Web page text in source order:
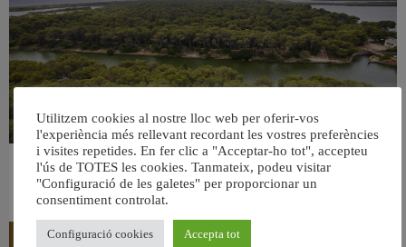
València retira prop de 15.000 litres de residus de la Devesa durant el mes de
juliol
Utilitzem cookies al nostre lloc web per oferir-vos
l'experiència més rellevant recordant les vostres preferències
i visites repetides. En fer clic a "Acceptar-ho tot", accepteu
l'ús de TOTES les cookies. Tanmateix, podeu visitar
"Configuració de les galetes" per proporcionar un
consentiment controlat.
Configuració cookies Accepta tot